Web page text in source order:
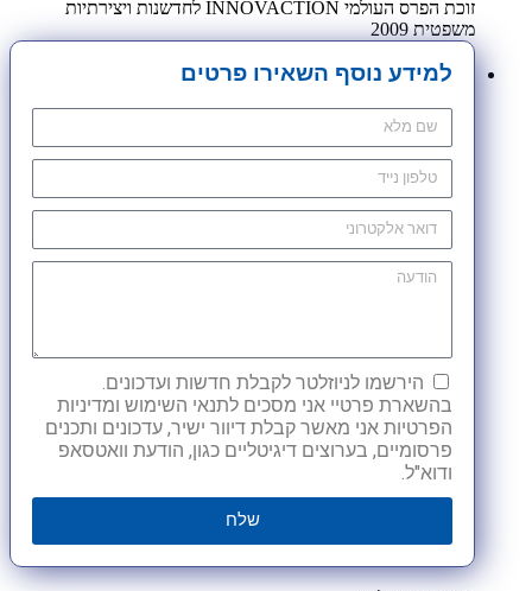
זוכת הפרס העולמי INNOVACTION לחדשנות ויצירתיות
משפטית 2009
למידע נוסף השאירו פרטים
הירשמו לניוזלטר לקבלת חדשות ועדכונים.
בהשארת פרטיי אני מסכים לתנאי השימוש ומדיניות
הפרטיות אני מאשר קבלת דיוור ישיר, עדכונים ותכנים
פרסומיים, בערוצים דיגיטליים כגון, הודעת וואטסאפ
ודוא"ל.
שלח